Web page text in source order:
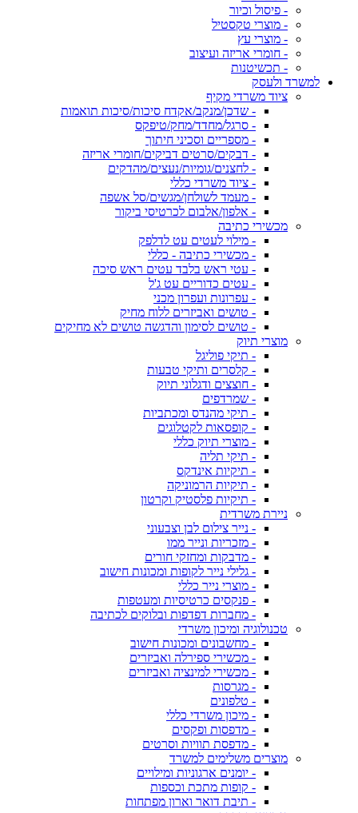
- פיסול וכיור
- מוצרי טקסטיל
- מוצרי עץ
- חומרי אריזה ועיצוב
- תכשיטנות
למשרד ולעסק
ציוד משרדי מקיף
- שדכן/מנקב/אקדח סיכות/סיכות תואמות
- סרגל/מחדד/מחק/טיפקס
- מספריים וסכיני חיתוך
- דבקים/סרטים דביקים/חומרי אריזה
- לחצנים/גומיות/נעצים/מהדקים
- ציוד משרדי כללי
- מעמד לשולחן/מגשים/סל אשפה
- אלפון/אלבום לכרטיסי ביקור
מכשירי כתיבה
- מילוי לעטים עט לדלפק
- מכשירי כתיבה - כללי
- עטי ראש בלבד עטים ראש סיכה
- עטים כדוריים עט ג'ל
- עפרונות ועפרון מכני
- טושים ואביזרים ללוח מחיק
- טושים לסימון והדגשה טושים לא מחיקים
מוצרי תיוק
- תיקי פוליגל
- קלסרים ותיקי טבעות
- חוצצים ודגלוני תיוק
- שמרדפים
- תיקי מהנדס ומכתביות
- קופסאות לקטלוגים
- מוצרי תיוק כללי
- תיקי תליה
- תיקיות אינדקס
- תיקיות הרמוניקה
- תיקיות פלסטיק וקרטון
ניירת משרדית
- נייר צילום לבן וצבעוני
- מזכריות ונייר ממו
- מדבקות ומחזקי חורים
- גלילי נייר לקופות ומכונות חישוב
- מוצרי נייר כללי
- פנקסים כרטיסיות ומעטפות
- מחברות דפדפות ובלוקים לכתיבה
טכנולוגיה ומיכון משרדי
- מחשבונים ומכונות חישוב
- מכשירי ספירלה ואביזרים
- מכשירי למינציה ואביזרים
- מגרסות
- טלפונים
- מיכון משרדי כללי
- מדפסות ופקסים
- מדפסת תוויות וסרטים
מוצרים משלימים למשרד
- יומנים ארגוניות ומילויים
- קופות מתכת וכספות
- תיבת דואר וארון מפתחות